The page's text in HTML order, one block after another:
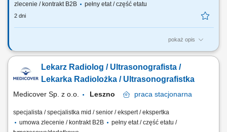
zlecenie / kontrakt B2B
pełny etat / część etatu
2 dni
pokaż opis
Oczekiwania wobec Ciebie: wykształcenie min. średnie, ukończone
wykształcenie licencjackie lub magisterskie z zakresu elektroradiologii;
preferowane roczne doświadczenie zawodowe na stanowisku
Lekarz Radiolog / Ultrasonografista /
Lekarka Radiolożka / Ultrasonografistka
Medicover Sp. z o.o. Leszno praca stacjonarna
specjalista / specjalistka mid / senior / ekspert / ekspertka
umowa zlecenie / kontrakt B2B
pełny etat / część etatu /